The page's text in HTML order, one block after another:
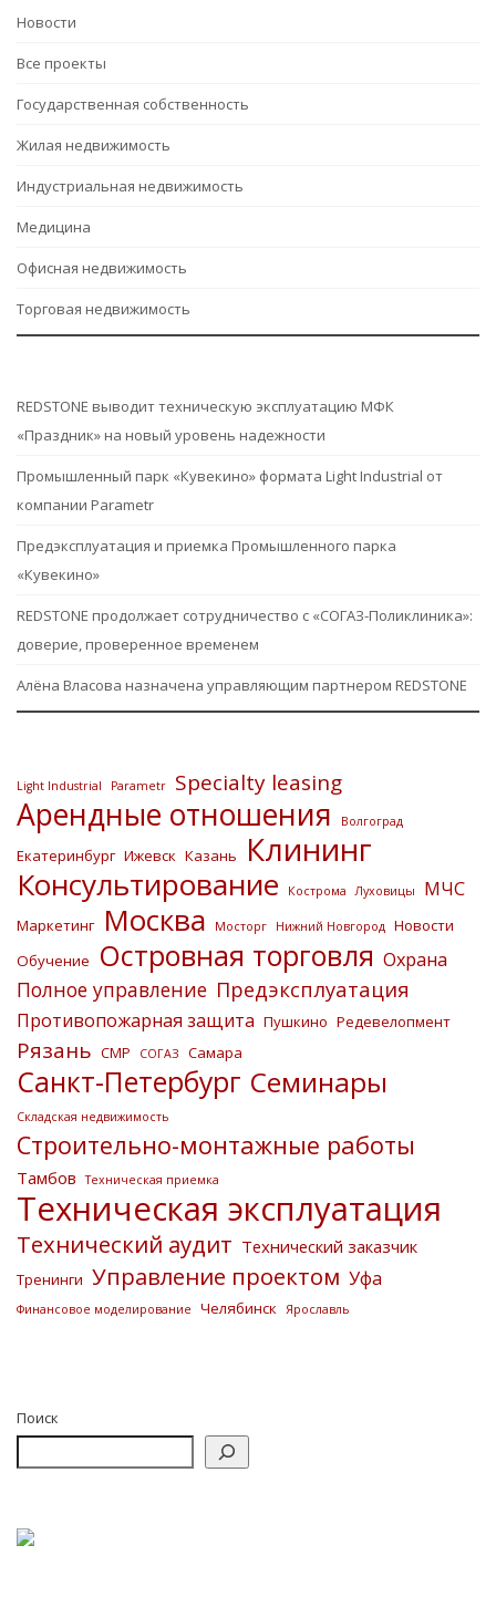
Hовости
Все проекты
Государственная собственность
Жилая недвижимость
Индустриальная недвижимость
Медицина
Офисная недвижимость
Торговая недвижимость
REDSTONE выводит техническую эксплуатацию МФК
«Праздник» на новый уровень надежности
Промышленный парк «Кувекино» формата Light Industrial от
компании Parametr
Предэксплуатация и приемка Промышленного парка
«Кувекино»
REDSTONE продолжает сотрудничество с «СОГАЗ-Поликлиника»:
доверие, проверенное временем
Алёна Власова назначена управляющим партнером REDSTONE
Light Industrial Parametr Specialty leasing
Арендные отношения Волгоград
Екатеринбург Ижевск Казань Клининг
Консультирование Кострома Луховицы МЧС
Маркетинг Москва Мосторг Нижний Новгород Новости
Обучение
Островная торговля Охрана
Полное управление Предэксплуатация
Противопожарная защита Пушкино Редевелопмент
Рязань СМР СОГАЗ Самара
Санкт-Петербург Семинары
Складская недвижимость
Строительно-монтажные работы
Тамбов Техническая приемка
Техническая эксплуатация
Технический аудит Технический заказчик
Тренинги Управление проектом Уфа
Финансовое моделирование Челябинск Ярославль
Поиск